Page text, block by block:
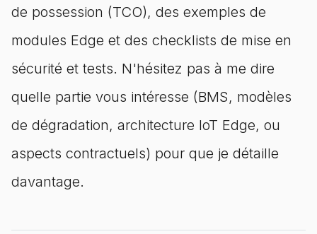
de possession (TCO), des exemples de
modules Edge et des checklists de mise en
sécurité et tests. N'hésitez pas à me dire
quelle partie vous intéresse (BMS, modèles
de dégradation, architecture IoT Edge, ou
aspects contractuels) pour que je détaille
davantage.